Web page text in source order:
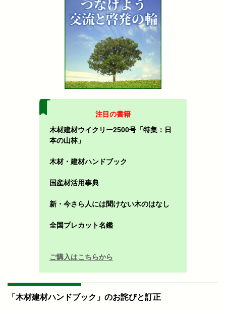
注目の書籍
木材建材ウイクリー2500号「特集：日
本の山林」
木材・建材ハンドブック
国産材活用事典
新・今さら人には聞けない木のはなし
全国プレカット名鑑
ご購入はこちらから
「木材建材ハンドブック」のお詫びと訂正